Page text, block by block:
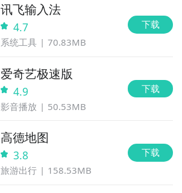
讯飞输入法
4.7
系统工具 70.83MB
下载
爱奇艺极速版
4.9
影音播放 50.53MB
下载
高德地图
3.8
旅游出行 158.53MB
下载